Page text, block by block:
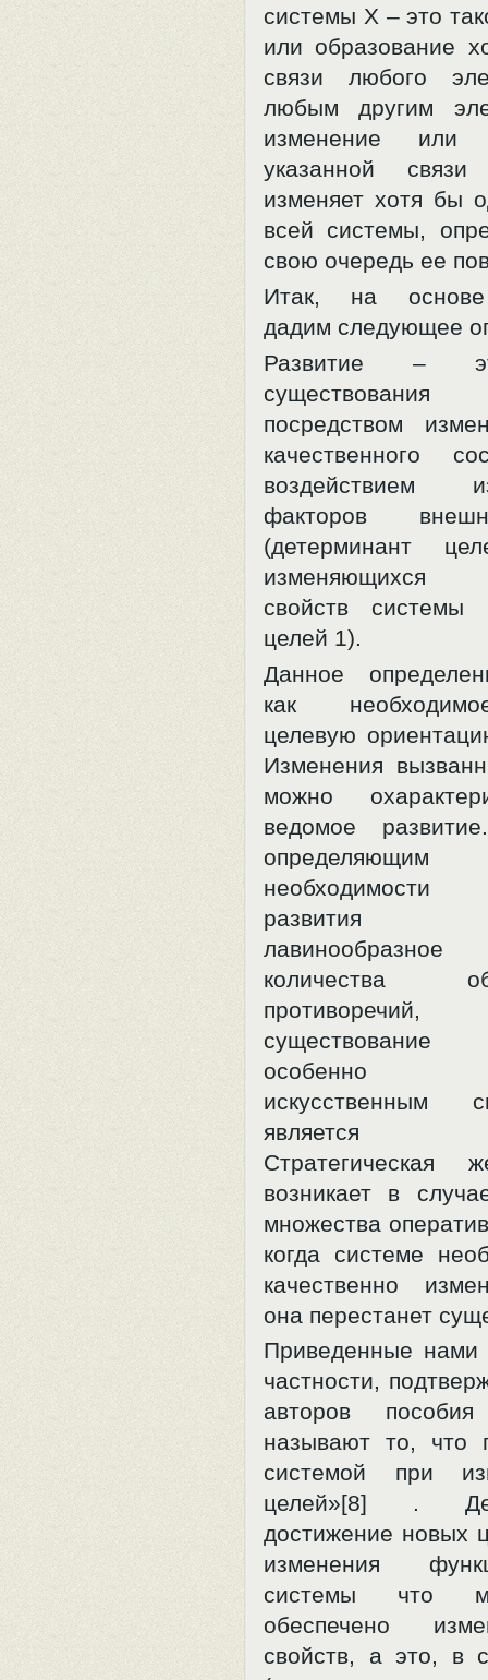
системы X – это
или образование
связи любого
любым другим
изменение или
указанной связи
изменяет хотя бы
всей системы,
свою очередь ее
Итак, на основе
дадим следующее
Развитие –
посредством
качественного
воздействием
факторов
(детерминант
изменяющихся
свойств системы
целей 1).
Данное
как
целевую
Изменения
можно
ведомое
необходимости
развития
лавинообразное
количества
особенно
искусственным
является
Стратегическая
возникает в
множества
когда системе
качественно
она перестанет
Приведенные нами
частности,
авторов пособия
называют то, что
системой при
целей»[8] .
достижение новых
изменения
системы что
обеспечено
свойств, а это, в